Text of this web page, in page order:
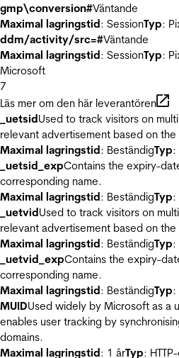
gmp\conversion#Väntande
Maximal lagringstid: SessionTyp:
ddm/activity/src=#Väntande
Maximal lagringstid: SessionTyp:
Microsoft
7
Läs mer om den här leverantören
_uetsidUsed to track visitors on
relevant advertisement based on
Maximal lagringstid: BeständigTyp:
_uetsid_expContains the expiry-
corresponding name.
Maximal lagringstid: BeständigTyp:
_uetvidUsed to track visitors on
relevant advertisement based on
Maximal lagringstid: BeständigTyp:
_uetvid_expContains the expiry-
corresponding name.
Maximal lagringstid: BeständigTyp:
MUIDUsed widely by Microsoft as a
enables user tracking by
domains.
Maximal lagringstid: 1 årTyp: